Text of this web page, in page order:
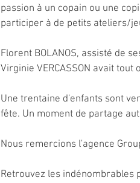
passion à un copain ou une
participer à de petits ateliers/
Florent BOLANOS, assisté de
Virginie VERCASSON avait
Une trentaine d'enfants sont
fête. Un moment de partage
Nous remercions l'agence
Retrouvez les indénombrables